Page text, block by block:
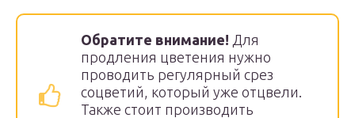
Обратите внимание! Для
продления цветения нужно
проводить регулярный срез
соцветий, который уже отцвели.
Также стоит производить